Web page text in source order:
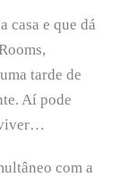
casa e que dá
tarde de
Aí pode
com a